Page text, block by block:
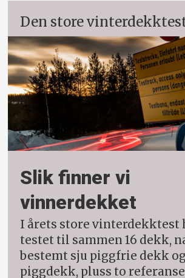
Den store
Slik finner vi
vinnerdekket
I årets store vinterdekktest
testet til sammen 16 dekk,
bestemt sju piggfrie dekk
piggdekk, pluss to